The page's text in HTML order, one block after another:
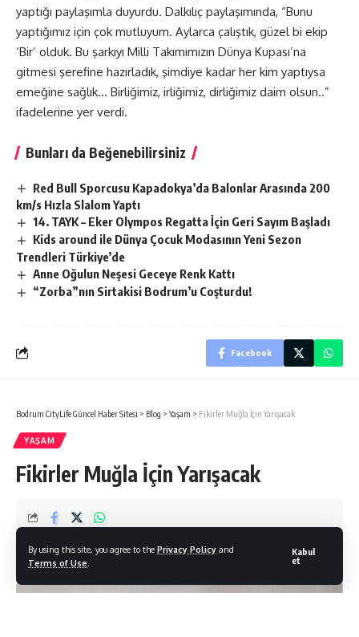
By using this site, you agree to the Privacy Policy and
Terms of Use
Kabul
et
yaptığı paylaşımla duyurdu. Dalkılıç paylaşımında, “Bunu
yaptığımız için çok mutluyum. Aylarca çalıştık, güzel bi ekip
‘Bir’ olduk. Bu şarkıyı Milli Takımımızın Dünya Kupası’na
gitmesi şerefine hazırladık, şimdiye kadar her kim yaptıysa
emeğine sağlık… Birliğimiz, irliğimiz, dirliğimiz daim olsun..”
ifadelerine yer verdi.
Bunları da Beğenebilirsiniz
Red Bull Sporcusu Kapadokya’da Balonlar Arasında 200
km/s Hızla Slalom Yaptı
14. TAYK – Eker Olympos Regatta İçin Geri Sayım Başladı
Kids around ile Dünya Çocuk Modasının Yeni Sezon
Trendleri Türkiye’de
Anne Oğulun Neşesi Geceye Renk Kattı
“Zorba”nın Sirtakisi Bodrum’u Coşturdu!
Facebook
Bodrum CityLife Güncel Haber Sitesi > Blog >Yaşam > Fikirler Muğla İçin Yarışacak
YAŞAM
Fikirler Muğla İçin Yarışacak
Son Güncelleme: 18/05/2026
Bodrum Citylife